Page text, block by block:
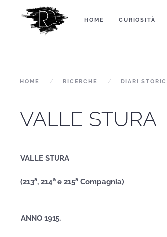
HOME CURIOSITÀ
HOME RICERCHE DIARI
VALLE STURA
VALLE STURA
(213a, 214a e 215a Compagnia)
ANNO 1915.